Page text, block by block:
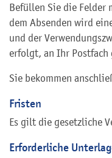
Befüllen Sie die Felder
dem Absenden wird
und der
erfolgt, an Ihr Postfach
Sie bekommen
Fristen
Es gilt die gesetzliche
Erforderliche